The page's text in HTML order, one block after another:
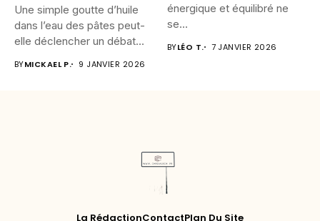
Une simple goutte d’huile
dans l’eau des pâtes peut-
elle déclencher un débat...
BYMICKAEL P. 9 JANVIER 2026
énergique et équilibré ne
se...
BYLÉO T. 7 JANVIER 2026
La RédactionContactPlan Du Site